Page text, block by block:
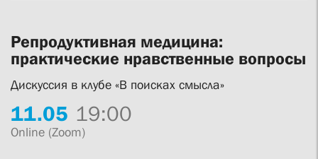
Репродуктивная медицина:
практические нравственные вопросы
Дискуссия в клубе «В поисках смысла»
11.05 19:00
Online (Zoom)